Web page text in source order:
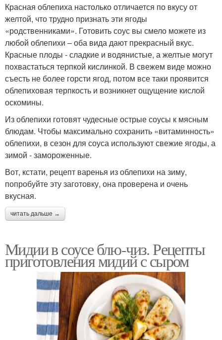
Красная облепиха настолько отличается по вкусу от
желтой, что трудно признать эти ягоды
«родственниками». Готовить соус вы смело можете из
любой облепихи – оба вида дают прекрасный вкус.
Красные плоды - сладкие и водянистые, а желтые могут
похвастаться терпкой кислинкой. В свежем виде можно
съесть не более горсти ягод, потом все таки проявится
облепиховая терпкость и возникнет ощущение кислой
оскомины.
Из облепихи готовят чудесные острые соусы к мясным
блюдам. Чтобы максимально сохранить «витаминность»
облепихи, в сезон для соуса используют свежие ягоды, а
зимой - замороженные.
Вот, кстати, рецепт варенья из облепихи на зиму,
попробуйте эту заготовку, она проверена и очень
вкусная.
читать дальше →
Мидии в соусе блю-чиз. Рецепты
приготовления мидий с сыром